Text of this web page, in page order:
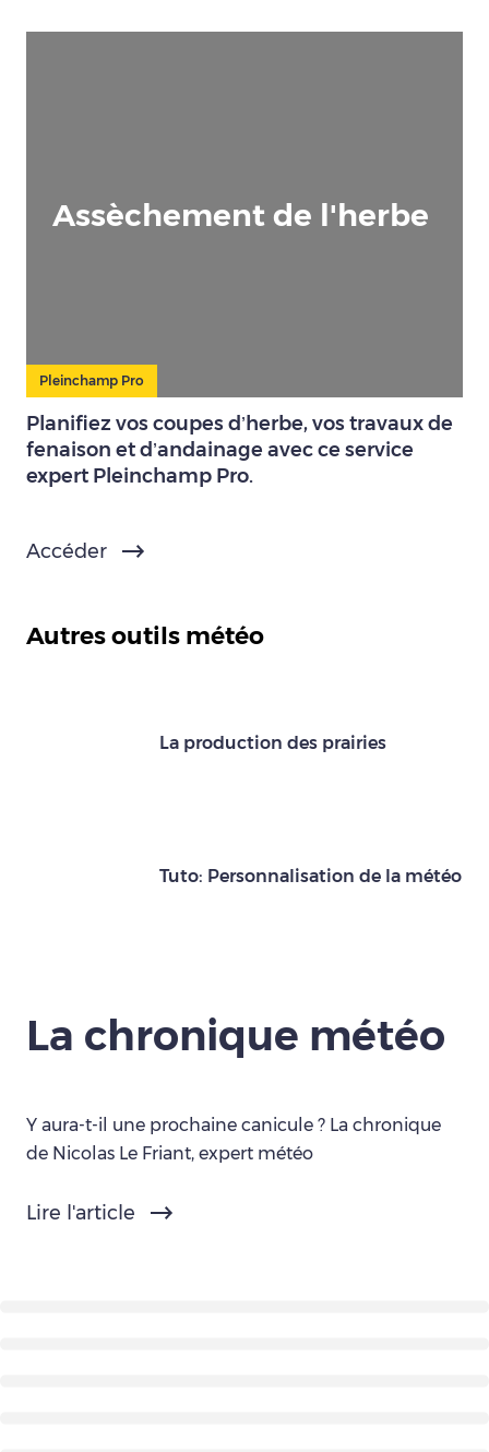
Assèchement de l'herbe
Pleinchamp Pro
Planifiez vos coupes d’herbe, vos travaux de
fenaison et d’andainage avec ce service
expert Pleinchamp Pro.
Accéder
Autres outils météo
La production des prairies
Tuto: Personnalisation de la météo
La chronique météo
Y aura-t-il une prochaine canicule ? La chronique
de Nicolas Le Friant, expert météo
Lire l'article